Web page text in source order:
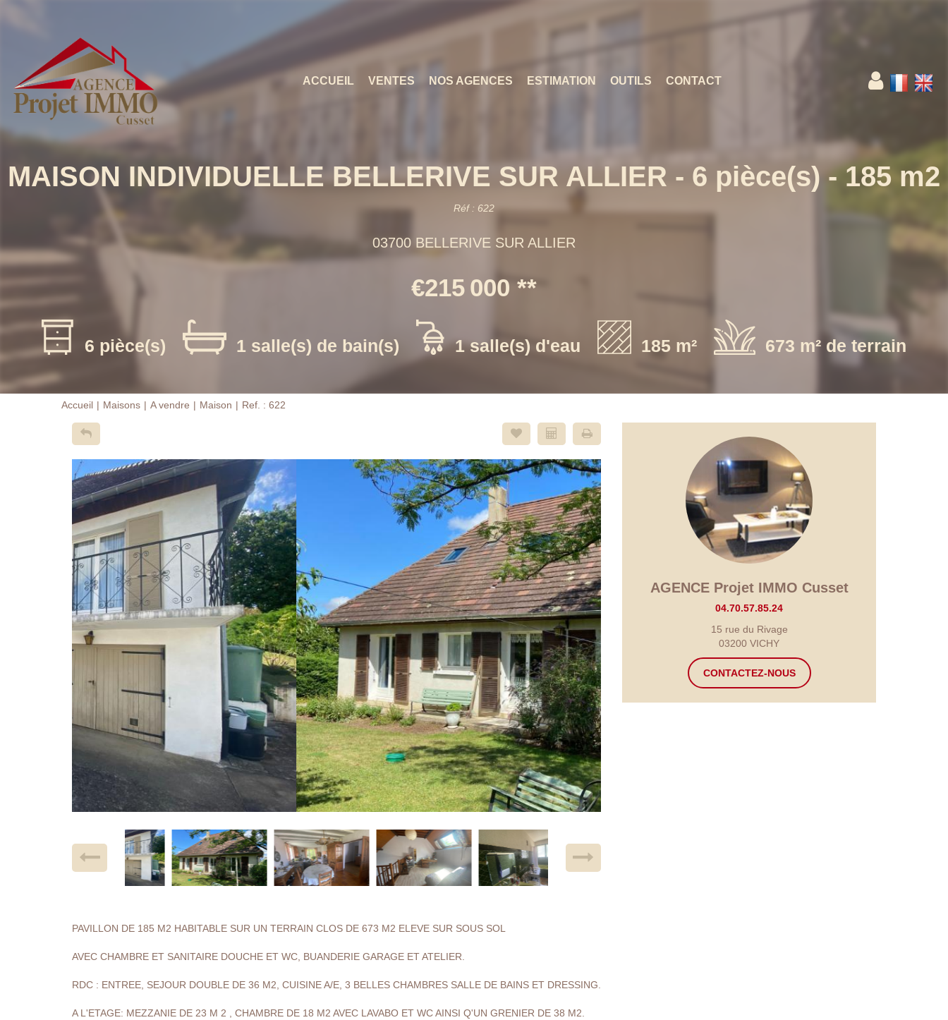
ACCUEIL VENTES NOS AGENCES ESTIMATION OUTILS CONTACT
MAISON INDIVIDUELLE BELLERIVE SUR ALLIER - 6 pièce(s) - 185 m2
Réf : 622
03700 BELLERIVE SUR ALLIER
€215 000 **
6 pièce(s) 1 salle(s) de bain(s) 1 salle(s) d'eau 185 m² 673 m² de terrain
Accueil Maisons A vendre Maison Ref. : 622
PAVILLON DE 185 M2 HABITABLE SUR UN TERRAIN CLOS DE 673 M2 ELEVE SUR SOUS SOL
AVEC CHAMBRE ET SANITAIRE DOUCHE ET WC, BUANDERIE GARAGE ET ATELIER.
RDC : ENTREE, SEJOUR DOUBLE DE 36 M2, CUISINE A/E, 3 BELLES CHAMBRES SALLE DE BAINS ET DRESSING.
A L'ETAGE: MEZZANIE DE 23 M 2 , CHAMBRE DE 18 M2 AVEC LAVABO ET WC AINSI Q'UN GRENIER DE 38 M2.
AGENCE Projet IMMO Cusset
04.70.57.85.24
15 rue du Rivage
03200 VICHY
CONTACTEZ-NOUS